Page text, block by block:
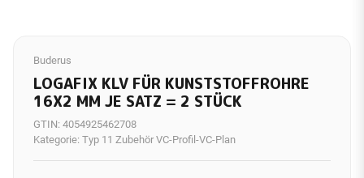
Buderus
LOGAFIX KLV FÜR KUNSTSTOFFROHRE
16X2 MM JE SATZ = 2 STÜCK
GTIN: 4054925462708
Kategorie: Typ 11 Zubehör VC-Profil-VC-Plan